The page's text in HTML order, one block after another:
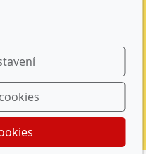
|Povinně
údaje